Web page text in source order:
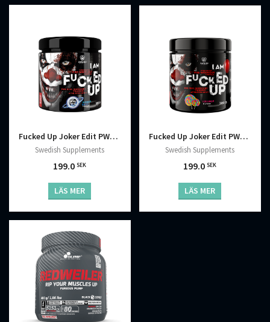
Fucked Up Joker Edit PWO 300 g
Swedish Supplements
199.0SEK
LÄS MER
Fucked Up Joker Edit PWO 300 g
Swedish Supplements
199.0SEK
LÄS MER